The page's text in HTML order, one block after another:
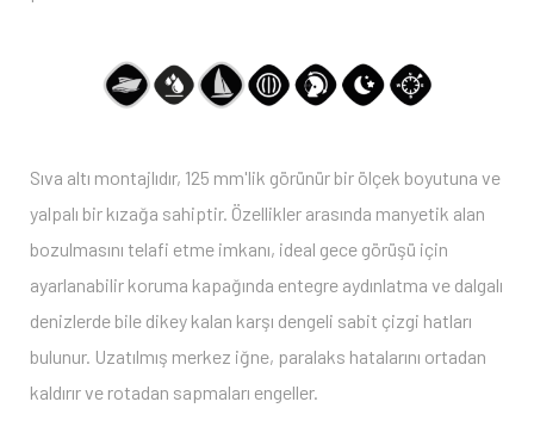
Sıva altı montajlıdır, 125 mm'lik görünür bir ölçek boyutuna ve
yalpalı bir kızağa sahiptir. Özellikler arasında manyetik alan
bozulmasını telafi etme imkanı, ideal gece görüşü için
ayarlanabilir koruma kapağında entegre aydınlatma ve dalgalı
denizlerde bile dikey kalan karşı dengeli sabit çizgi hatları
bulunur. Uzatılmış merkez iğne, paralaks hatalarını ortadan
kaldırır ve rotadan sapmaları engeller.